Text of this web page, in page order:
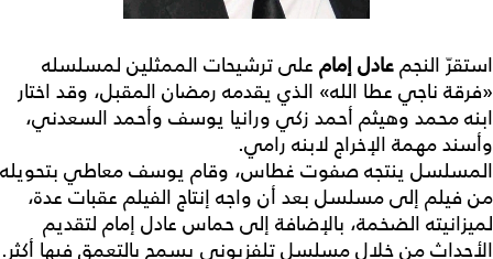
استقرّ النجمعادل إمام على ترشيحات الممثلين لمسلسله
«فرقة ناجي عطا الله» الذي يقدمه رمضان المقبل، وقد اختار
ابنه محمد وهيثم أحمد زكي ورانيا يوسف وأحمد السعدني،
وأسند مهمة الإخراج لابنه رامي.
المسلسل ينتجه صفوت غطاس، وقام يوسف معاطي بتحويله
من فيلم إلى مسلسل بعد أن واجه إنتاج الفيلم عقبات عدة،
لميزانيته الضخمة، بالإضافة إلى حماس عادل إمام لتقديم
الأحداث من خلال مسلسل تلفزيوني يسمح بالتعمق فيها أكثر.